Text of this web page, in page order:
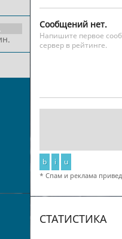
Сообщений нет.
Напишите первое
сервер в рейтинге.
b i u
* Спам и реклама
СТАТИСТИКА